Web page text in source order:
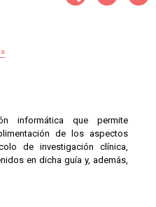
informática que permite
de los aspectos
de investigación clínica,
en dicha guía y, además,